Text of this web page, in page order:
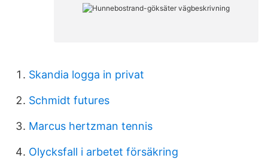
Skandia logga in privat
Schmidt futures
Marcus hertzman tennis
Olycksfall i arbetet försäkring